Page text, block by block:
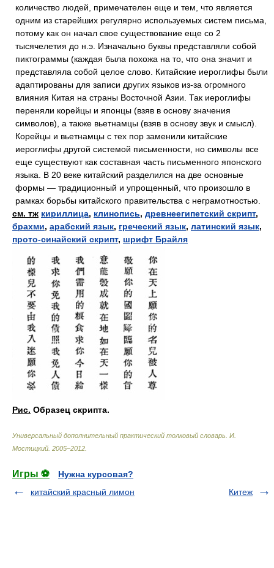
количество людей, примечателен еще и тем, что является
одним из старейших регулярно используемых систем письма,
потому как он начал свое существование еще со 2
тысячелетия до н.э. Изначально буквы представляли собой
пиктограммы (каждая была похожа на то, что она значит и
представляла собой целое слово. Китайские иероглифы были
адаптированы для записи других языков из-за огромного
влияния Китая на страны Восточной Азии. Так иероглифы
переняли корейцы и японцы (взяв в основу значения
символов), а также вьетнамцы (взяв в основу звук и смысл).
Корейцы и вьетнамцы с тех пор заменили китайские
иероглифы другой системой письменности, но символы все
еще существуют как составная часть письменного японского
языка. В 20 веке китайский разделился на две основные
формы — традиционный и упрощенный, что произошло в
рамках борьбы китайского правительства с неграмотностью.
см. тж кириллица, клинопись, древнеегипетский скрипт,
брахми, арабский язык, греческий язык, латинский язык,
прото-синайский скрипт, шрифт Брайля
Рис. Образец скрипта.
Универсальный дополнительный практический толковый словарь И.
Мостицкий 2005–2012
Игры ⚽
Нужна курсовая?
китайский красный лимон
Китеж